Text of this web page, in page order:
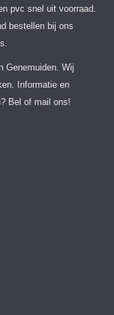
pvc snel uit voorraad.
bestellen bij ons
Genemuiden. Wij
Informatie en
Bel of mail ons!